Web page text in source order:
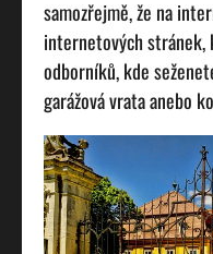
samozřejmě, že na
internetových stránek,
odborníků, kde
garážová vrata anebo